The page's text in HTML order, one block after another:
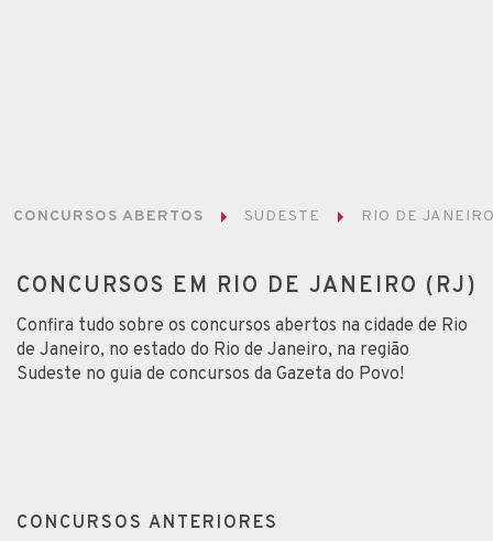
CONCURSOS ABERTOS SUDESTE RIO DE
CONCURSOS EM RIO DE JANEIRO (RJ)
Confira tudo sobre os concursos abertos na cidade de Rio
de Janeiro, no estado do Rio de Janeiro, na região
Sudeste no guia de concursos da Gazeta do Povo!
CONCURSOS ANTERIORES